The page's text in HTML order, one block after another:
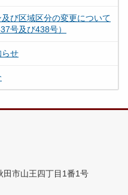
び区域区分の変更について
号及び438号）
らせ
市山王四丁目1番1号